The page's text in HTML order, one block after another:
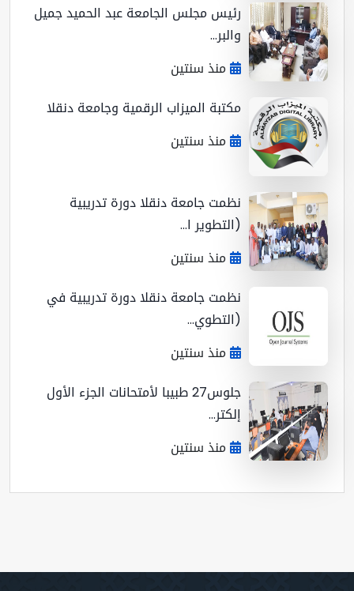
رئيس مجلس الجامعة عبد الحميد جميل
والبر...
منذ سنتين
مكتبة الميزاب الرقمية وجامعة دنقلا
منذ سنتين
نظمت جامعة دنقلا دورة تدريبية
(التطوير ا...
منذ سنتين
نظمت جامعة دنقلا دورة تدريبية في
(التطوي...
منذ سنتين
جلوس27 طبيبا لأمتحانات الجزء الأول
إلكتر...
منذ سنتين